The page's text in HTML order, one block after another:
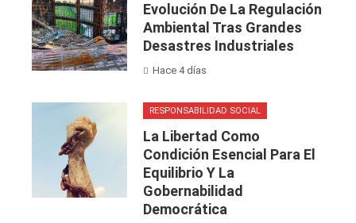
Evolución De La Regulación
Ambiental Tras Grandes
Desastres Industriales
Hace 4 días
RESPONSABILIDAD SOCIAL
La Libertad Como
Condición Esencial Para El
Equilibrio Y La
Gobernabilidad
Democrática